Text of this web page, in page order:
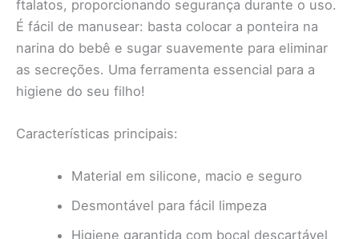
ftalatos, proporcionando segurança durante o uso.
É fácil de manusear: basta colocar a ponteira na
narina do bebê e sugar suavemente para eliminar
as secreções. Uma ferramenta essencial para a
higiene do seu filho!
Características principais:
Material em silicone, macio e seguro
Desmontável para fácil limpeza
Higiene garantida com bocal descartável